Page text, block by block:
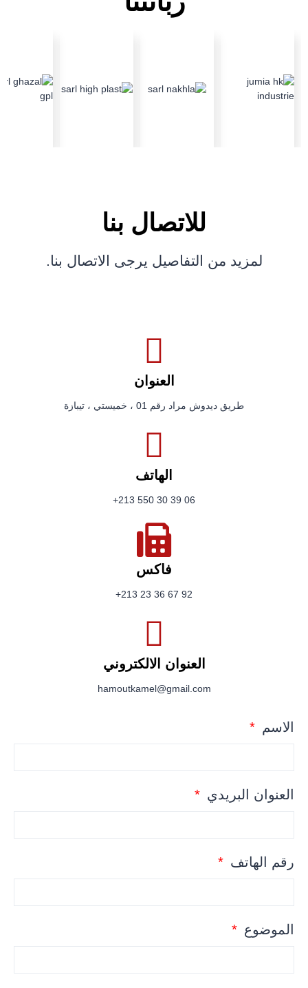
للاتصال بنا
لمزيد من التفاصيل يرجى الاتصال بنا.
العنوان
طريق ديدوش مراد رقم 01 ، خميستي ، تيبازة
الهاتف
06 39 30 550 213+
فاكس
92 67 36 23 213+
العنوان الالكتروني
hamoutkamel@gmail.com
الاسم
العنوان البريدي
رقم الهاتف
الموضوع